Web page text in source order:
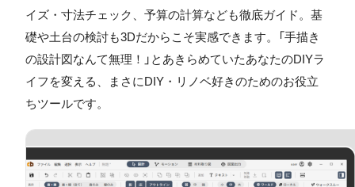
イズ・寸法チェック、予算の計算なども徹底ガイド。基
礎や土台の検討も3Dだからこそ実感できます。「手描き
の設計図なんて無理！」とあきらめていたあなたのDIYラ
イフを変える、まさにDIY・リノベ好きのためのお役立
ちツールです。